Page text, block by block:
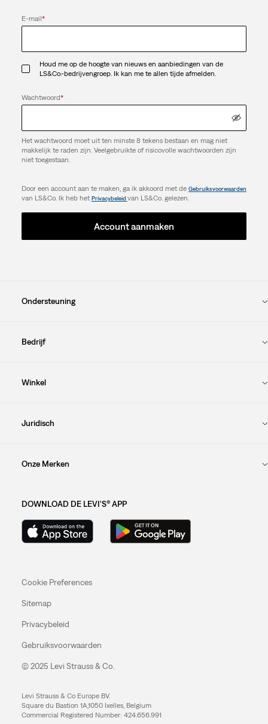
E-mail*
Houd me op de hoogte van nieuws en aanbiedingen van de
LS&Co.-bedrijvengroep. Ik kan me te allen tijde afmelden.
Wachtwoord*
Het wachtwoord moet uit ten minste 8 tekens bestaan en mag niet
makkelijk te raden zijn. Veelgebruikte of risicovolle wachtwoorden zijn
niet toegestaan.
Door een account aan te maken, ga ik akkoord met de Gebruiksvoorwaarden
van LS&Co. Ik heb hetPrivacybeleid van LS&Co. gelezen.
Account aanmaken
Ondersteuning
Bedrijf
Winkel
Juridisch
Onze Merken
DOWNLOAD DE LEVI'S® APP
Cookie Preferences
Sitemap
Privacybeleid
Gebruiksvoorwaarden
© 2025 Levi Strauss & Co.
Levi Strauss & Co Europe BV.
Square du Bastion 1A,1050 Ixelles, Belgium
Commercial Registered Number: 424.656.991